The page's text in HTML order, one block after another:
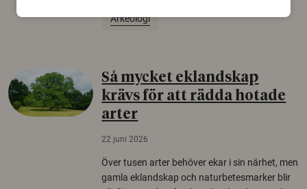
Arkeologi
Så mycket eklandskap
krävs för att rädda hotade
arter
22 juni 2026
Över tusen arter behöver ekar i sin närhet, men
gamla eklandskap och naturbetesmarker blir